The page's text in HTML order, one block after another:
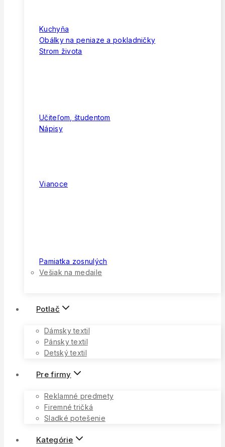
Kuchyňa
Obálky na peniaze a pokladničky
Strom života
Učiteľom, študentom
Nápisy
Vianoce
Pamiatka zosnulých
Vešiak na medaile
Potlač
Dámsky textil
Pánsky textil
Detský textil
Pre firmy
Reklamné predmety
Firemné tričká
Sladké potešenie
Kategórie